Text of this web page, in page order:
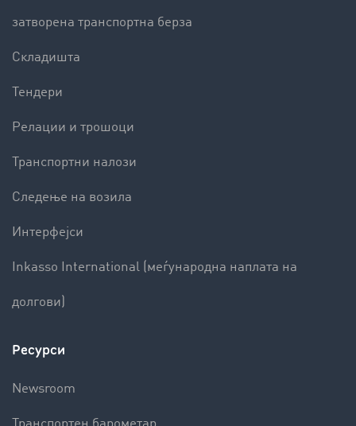
затворена транспортна берза
Складишта
Тендери
Релации и трошоци
Транспортни налози
Следење на возила
Интерфејси
Inkasso International (меѓународна наплата на
долгови)
Ресурси
Newsroom